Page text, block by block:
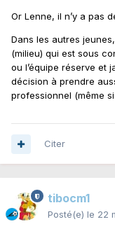
Or Lenne, il n’y a pas
Dans les autres
(milieu) qui est sous
ou l’équipe réserve et
décision à prendre
professionnel (même
Citer
tibocm1
Posté(e) le 22